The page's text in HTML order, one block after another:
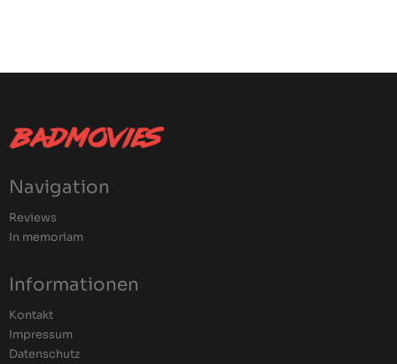
Navigation
Reviews
In memoriam
Informationen
Kontakt
Impressum
Datenschutz